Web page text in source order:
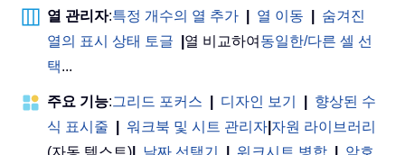
열 관리자:특정 개수의 열 추가 열 이동
숨겨진
열의 표시 상태 토글
열 비교하여 동일한/다른 셀 선
택...
주요 기능:그리드 포커스 디자인 보기
향상된 수
식 표시줄
워크북 및 시트 관리자 자원 라이브러리